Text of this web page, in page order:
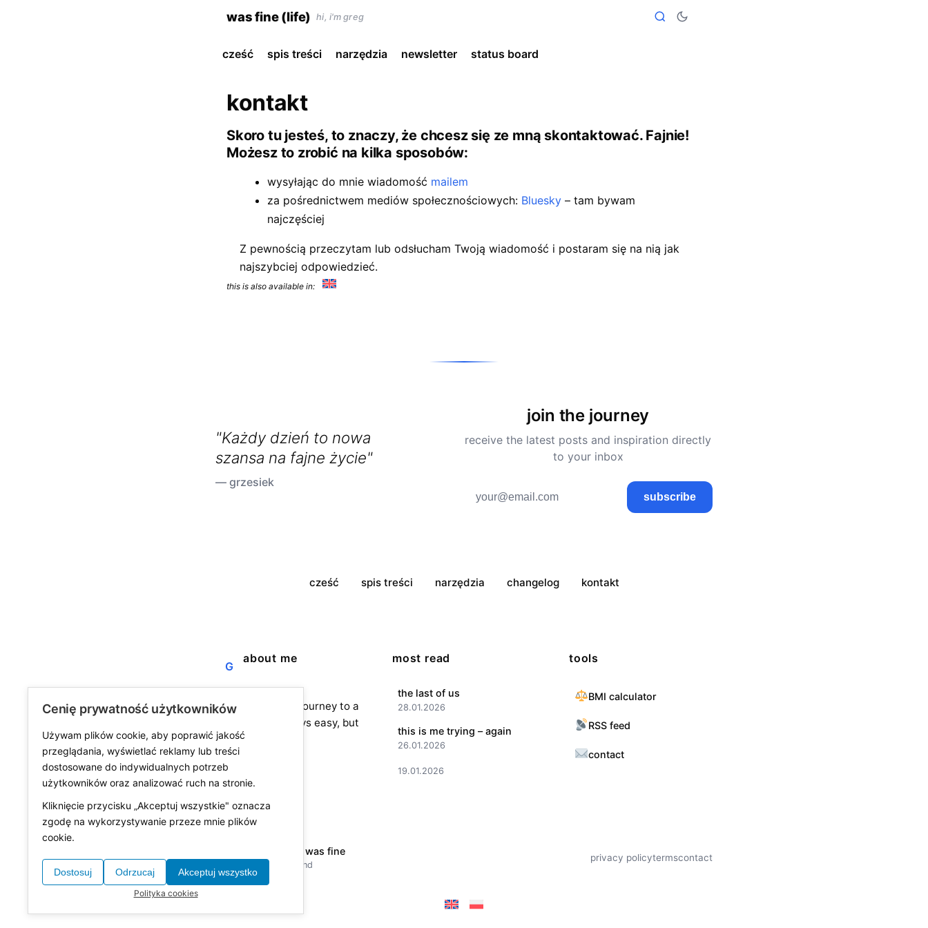
was fine (life) hi, i'm greg
cześć spis treści narzędzia newsletter status board
kontakt
Skoro tu jesteś, to znaczy, że chcesz się ze mną skontaktować. Fajnie!
Możesz to zrobić na kilka sposobów:
wysyłając do mnie wiadomość mailem
za pośrednictwem mediów społecznościowych: Bluesky – tam bywam
najczęściej
Z pewnością przeczytam lub odsłucham Twoją wiadomość i postaram się na nią jak
najszybciej odpowiedzieć.
this is also available in:
"Każdy dzień to nowa
szansa na fajne życie"
— grzesiek
join the journey
receive the latest posts and inspiration directly
to your inbox
subscribe
cześć spis treści narzędzia changelog kontakt
G
about me
a blog about the journey to a
fine life. not always easy, but
always worth it.
most read
the last of us
28.01.2026
this is me trying – again
26.01.2026
19.01.2026
tools
BMI calculator
RSS feed
contact
© 2026 tomorrow was fine
in Poland
privacy policytermscontact
Cenię prywatność użytkowników
Używam plików cookie, aby poprawić jakość
przeglądania, wyświetlać reklamy lub treści
dostosowane do indywidualnych potrzeb
użytkowników oraz analizować ruch na stronie.
Kliknięcie przycisku „Akceptuj wszystkie" oznacza
zgodę na wykorzystywanie przeze mnie plików
cookie.
Dostosuj Odrzucaj Akceptuj wszystko
Polityka cookies